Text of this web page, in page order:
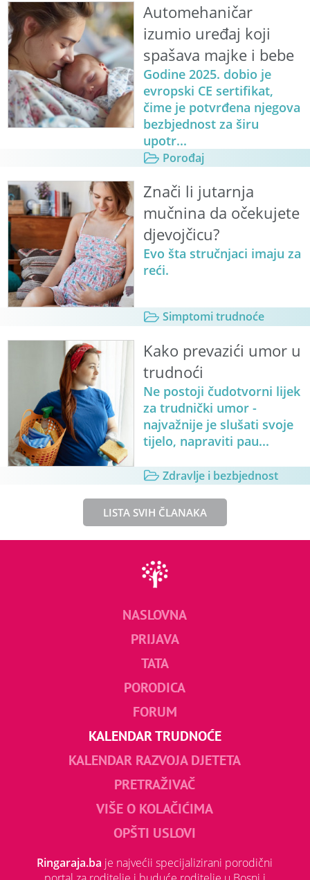
Automehaničar
izumio uređaj koji
spašava majke i bebe
Godine 2025. dobio je
evropski CE sertifikat,
čime je potvrđena njegova
bezbjednost za širu
upotr...
Porođaj
Znači li jutarnja
mučnina da očekujete
djevojčicu?
Evo šta stručnjaci imaju za
reći.
Simptomi trudnoće
Kako prevazići umor u
trudnoći
Ne postoji čudotvorni lijek
za trudnički umor -
najvažnije je slušati svoje
tijelo, napraviti pau...
Zdravlje i bezbjednost
LISTA SVIH ČLANAKA
NASLOVNA
PRIJAVA
TATA
PORODICA
FORUM
KALENDAR TRUDNOĆE
KALENDAR RAZVOJA DJETETA
PRETRAŽIVAČ
VIŠE O KOLAČIĆIMA
OPŠTI USLOVI
Ringaraja.ba je najvećii specijalizirani porodični